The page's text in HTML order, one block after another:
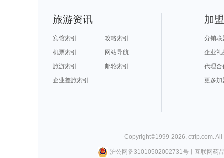
旅游资讯
宾馆索引
攻略索引
机票索引
网站导航
旅游索引
邮轮索引
企业差旅索引
加
分销联
企业礼
代理合
更多加
Copyright©1999-2026 ctrip.com .
沪公网备31010502002731号丨 互联网药